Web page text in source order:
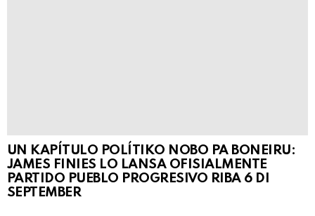
UN KAPÍTULO POLÍTIKO NOBO PA BONEIRU:
JAMES FINIES LO LANSA OFISIALMENTE
PARTIDO PUEBLO PROGRESIVO RIBA 6 DI
SEPTEMBER